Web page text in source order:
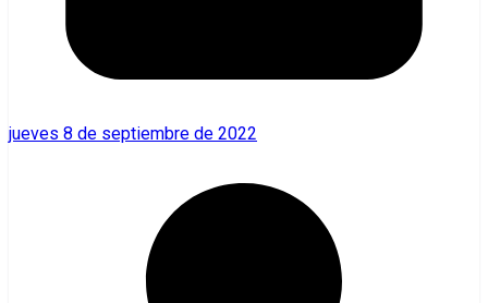
jueves 8 de septiembre de 2022